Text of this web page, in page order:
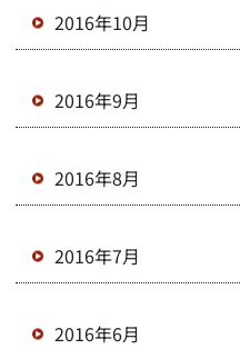
2016年10月
2016年9月
2016年8月
2016年7月
2016年6月